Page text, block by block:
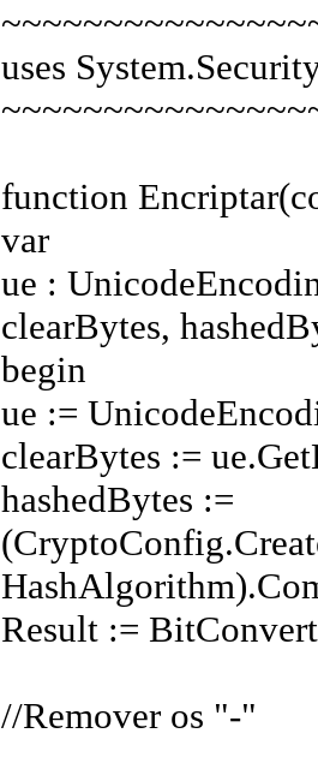
uses
function
var
ue :
clearBytes,
begin
ue :=
clearBytes :=
hashedBytes :=
Result :=
//Remover os "-"